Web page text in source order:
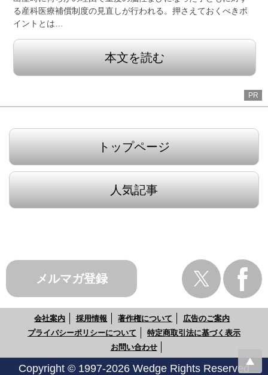
る産科医療補償制度の見直しが行われる。押さえておくべきポ
イントとは…
本文を読む
PR
トップページ
人気記事
メルマガ登録
会社案内 採用情報 著作権について
広告のご案内
プライバシーポリシーについて
特定商取引法に基づく表示
お問い合わせ
Copyright © 1997-2026 Wedge Rights Reserved